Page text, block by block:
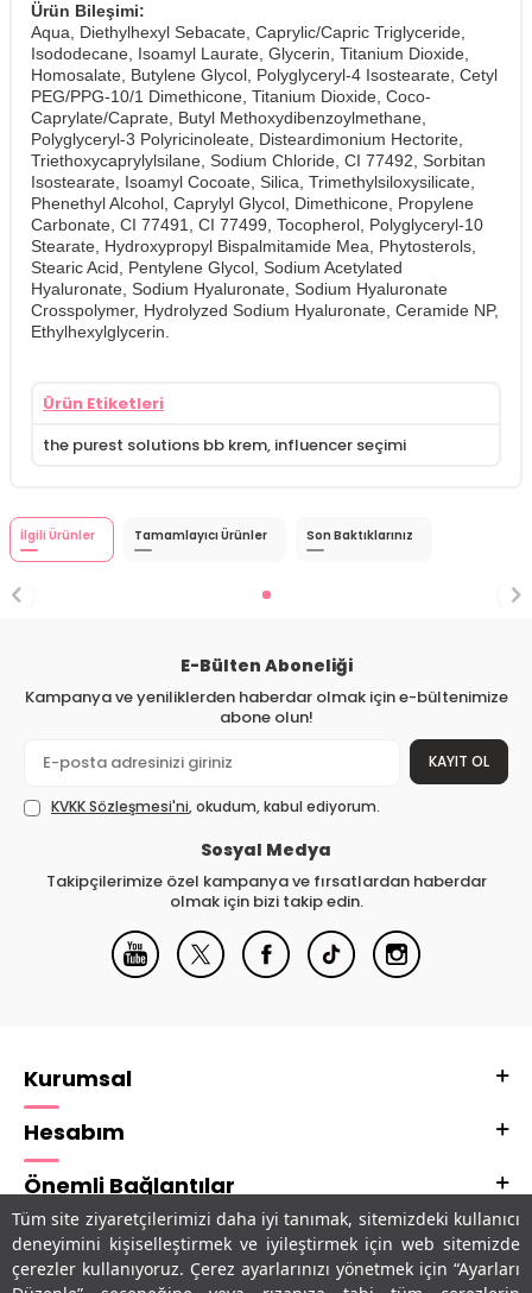
Tüm site ziyaretçilerimizi daha iyi tanımak, sitemizdeki kullanıcı
deneyimini kişiselleştirmek ve iyileştirmek için web sitemizde
çerezler kullanıyoruz. Çerez ayarlarınızı yönetmek için “Ayarları
Ürün Bileşimi:
Aqua, Diethylhexyl Sebacate, Caprylic/Capric Triglyceride,
Isododecane, Isoamyl Laurate, Glycerin, Titanium Dioxide,
Homosalate, Butylene Glycol, Polyglyceryl-4 Isostearate, Cetyl
PEG/PPG-10/1 Dimethicone, Titanium Dioxide, Coco-
Caprylate/Caprate, Butyl Methoxydibenzoylmethane,
Polyglyceryl-3 Polyricinoleate, Disteardimonium Hectorite,
Triethoxycaprylylsilane, Sodium Chloride, CI 77492, Sorbitan
Isostearate, Isoamyl Cocoate, Silica, Trimethylsiloxysilicate,
Phenethyl Alcohol, Caprylyl Glycol, Dimethicone, Propylene
Carbonate, CI 77491, CI 77499, Tocopherol, Polyglyceryl-10
Stearate, Hydroxypropyl Bispalmitamide Mea, Phytosterols,
Stearic Acid, Pentylene Glycol, Sodium Acetylated
Hyaluronate, Sodium Hyaluronate, Sodium Hyaluronate
Crosspolymer, Hydrolyzed Sodium Hyaluronate, Ceramide NP,
Ethylhexylglycerin.
Ürün Etiketleri
the purest solutions bb krem, influencer seçimi
İlgili Ürünler Tamamlayıcı Ürünler Son Baktıklarınız
E-Bülten Aboneliği
Kampanya ve yeniliklerden haberdar olmak için e-bültenimize
abone olun!
KAYIT OL
KVKK Sözleşmesi'ni, okudum, kabul ediyorum.
Sosyal Medya
Takipçilerimize özel kampanya ve fırsatlardan haberdar
olmak için bizi takip edin.
Kurumsal
Hesabım
Önemli Bağlantılar
Adres & İletişim